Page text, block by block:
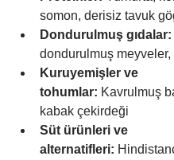
somon, derisiz tavuk
Dondurulmuş gıdalar:
dondurulmuş meyveler,
Kuruyemişler ve
tohumlar: Kavrulmuş
kabak çekirdeği
Süt ürünleri ve
alternatifleri: